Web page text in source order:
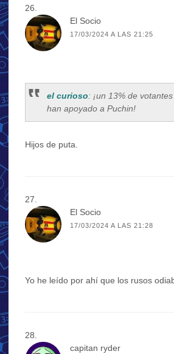
El Socio
17/03/2024 A LAS 21:25
el curioso: ¡un 13% de
han apoyado a Puchin!
Hijos de puta.
El Socio
17/03/2024 A LAS 21:28
Yo he leído por ahí que los rusos
capitan ryder